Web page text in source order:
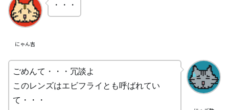
にゃん吉
・・・
ごめんて・・・冗談よ
このレンズはエビフライとも呼ばれてい
て・・・